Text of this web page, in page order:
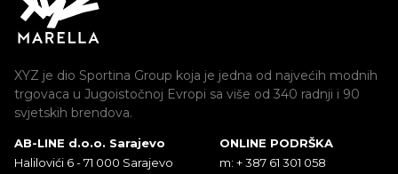
XYZ je dio Sportina Group koja je jedna od najvećih modnih
trgovaca u Jugoistočnoj Evropi sa više od 340 radnji i 90
svjetskih brendova.
AB-LINE d.o.o. Sarajevo
Halilovići 6 - 71 000 Sarajevo
ONLINE PODRŠKA
m: + 387 61 301 058